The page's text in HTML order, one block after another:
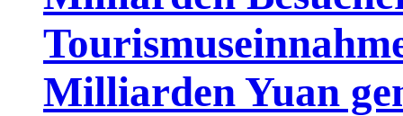
Milliarden Yuan